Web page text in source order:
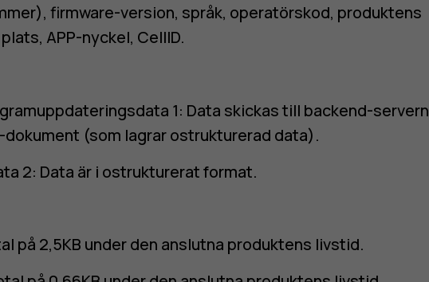
firmware-version, språk, operatörskod, produktens
APP-nyckel, CellID.
1: Data skickas till backend-servern
(som lagrar ostrukturerad data).
2: Data är i ostrukturerat format.
på 2,5KB under den anslutna produktens livstid.